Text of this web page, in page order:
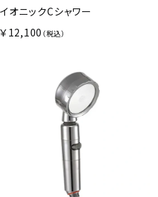
イオニックCシャワー
￥12,100 （税込）